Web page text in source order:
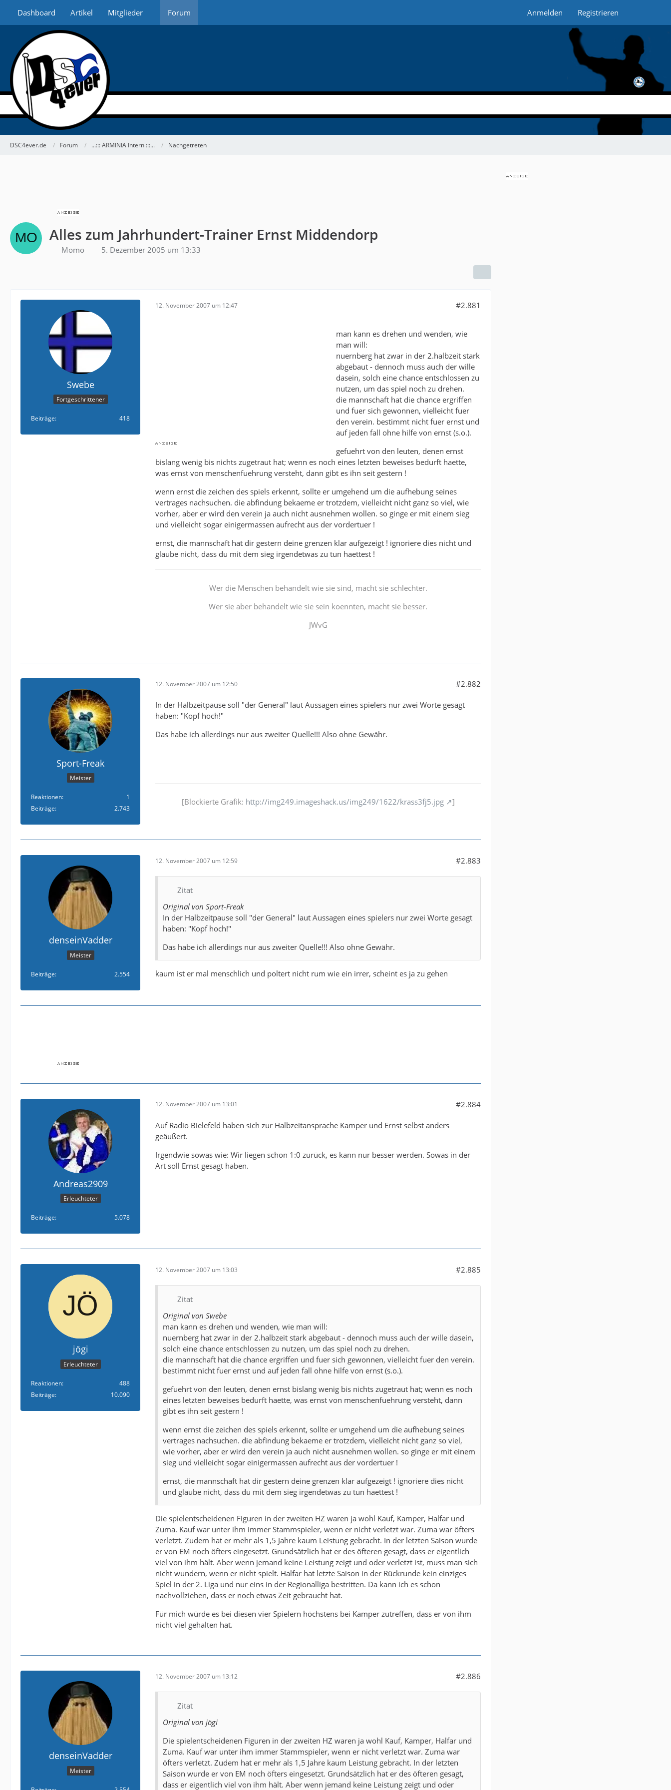
Dashboard Artikel Mitglieder Forum Anmelden Registrieren
DSC4ever.de Forum ...::: ARMINIA Intern :::... Nachgetreten
Alles zum Jahrhundert-Trainer Ernst Middendorp
Momo 5. Dezember 2005 um 13:33
Swebe
Fortgeschrittener
Beiträge 418
12. November 2007 um 12:47 #2.881
man kann es drehen und wenden, wie
man will:
nuernberg hat zwar in der 2.halbzeit stark
abgebaut - dennoch muss auch der wille
dasein, solch eine chance entschlossen zu
nutzen, um das spiel noch zu drehen.
die mannschaft hat die chance ergriffen
und fuer sich gewonnen, vielleicht fuer
den verein. bestimmt nicht fuer ernst und
auf jeden fall ohne hilfe von ernst (s.o.).
gefuehrt von den leuten, denen ernst
bislang wenig bis nichts zugetraut hat; wenn es noch eines letzten beweises bedurft haette,
was ernst von menschenfuehrung versteht, dann gibt es ihn seit gestern !
wenn ernst die zeichen des spiels erkennt, sollte er umgehend um die aufhebung seines
vertrages nachsuchen. die abfindung bekaeme er trotzdem, vielleicht nicht ganz so viel, wie
vorher, aber er wird den verein ja auch nicht ausnehmen wollen. so ginge er mit einem sieg
und vielleicht sogar einigermassen aufrecht aus der vordertuer !
ernst, die mannschaft hat dir gestern deine grenzen klar aufgezeigt ! ignoriere dies nicht und
glaube nicht, dass du mit dem sieg irgendetwas zu tun haettest !
Wer die Menschen behandelt wie sie sind, macht sie schlechter.
Wer sie aber behandelt wie sie sein koennten, macht sie besser.
JWvG
Sport-Freak
Meister
Reaktionen
1
Beiträge
2.743
12. November 2007 um 12:50 #2.882
In der Halbzeitpause soll "der General" laut Aussagen eines spielers nur zwei Worte gesagt
haben: "Kopf hoch!"
Das habe ich allerdings nur aus zweiter Quelle!!! Also ohne Gewähr.
[Blockierte Grafik: http://img249.imageshack.us/img249/1622/krass3fj5.jpg ]
denseinVadder
Meister
Beiträge 2.554
12. November 2007 um 12:59 #2.883
Zitat
Original von Sport-Freak
In der Halbzeitpause soll "der General" laut Aussagen eines spielers nur zwei Worte gesagt
haben: "Kopf hoch!"
Das habe ich allerdings nur aus zweiter Quelle!!! Also ohne Gewähr.
kaum ist er mal menschlich und poltert nicht rum wie ein irrer, scheint es ja zu gehen
Andreas2909
Erleuchteter
Beiträge 5.078
12. November 2007 um 13:01 #2.884
Auf Radio Bielefeld haben sich zur Halbzeitansprache Kamper und Ernst selbst anders
geäußert.
Irgendwie sowas wie: Wir liegen schon 1:0 zurück, es kann nur besser werden. Sowas in der
Art soll Ernst gesagt haben.
jögi
Erleuchteter
Reaktionen
488
Beiträge
10.090
12. November 2007 um 13:03 #2.885
Zitat
Original von Swebe
man kann es drehen und wenden, wie man will:
nuernberg hat zwar in der 2.halbzeit stark abgebaut - dennoch muss auch der wille dasein,
solch eine chance entschlossen zu nutzen, um das spiel noch zu drehen.
die mannschaft hat die chance ergriffen und fuer sich gewonnen, vielleicht fuer den verein.
bestimmt nicht fuer ernst und auf jeden fall ohne hilfe von ernst (s.o.).
gefuehrt von den leuten, denen ernst bislang wenig bis nichts zugetraut hat; wenn es noch
eines letzten beweises bedurft haette, was ernst von menschenfuehrung versteht, dann
gibt es ihn seit gestern !
wenn ernst die zeichen des spiels erkennt, sollte er umgehend um die aufhebung seines
vertrages nachsuchen. die abfindung bekaeme er trotzdem, vielleicht nicht ganz so viel,
wie vorher, aber er wird den verein ja auch nicht ausnehmen wollen. so ginge er mit einem
sieg und vielleicht sogar einigermassen aufrecht aus der vordertuer !
ernst, die mannschaft hat dir gestern deine grenzen klar aufgezeigt ! ignoriere dies nicht
und glaube nicht, dass du mit dem sieg irgendetwas zu tun haettest !
Die spielentscheidenen Figuren in der zweiten HZ waren ja wohl Kauf, Kamper, Halfar und
Zuma. Kauf war unter ihm immer Stammspieler, wenn er nicht verletzt war. Zuma war öfters
verletzt. Zudem hat er mehr als 1,5 Jahre kaum Leistung gebracht. In der letzten Saison wurde
er von EM noch öfters eingesetzt. Grundsätzlich hat er des öfteren gesagt, dass er eigentlich
viel von ihm hält. Aber wenn jemand keine Leistung zeigt und oder verletzt ist, muss man sich
nicht wundern, wenn er nicht spielt. Halfar hat letzte Saison in der Rückrunde kein einziges
Spiel in der 2. Liga und nur eins in der Regionalliga bestritten. Da kann ich es schon
nachvollziehen, dass er noch etwas Zeit gebraucht hat.
Für mich würde es bei diesen vier Spielern höchstens bei Kamper zutreffen, dass er von ihm
nicht viel gehalten hat.
denseinVadder
Meister
12. November 2007 um 13:12 #2.886
Zitat
Original von jögi
Die spielentscheidenen Figuren in der zweiten HZ waren ja wohl Kauf, Kamper, Halfar und
Zuma. Kauf war unter ihm immer Stammspieler, wenn er nicht verletzt war. Zuma war
öfters verletzt. Zudem hat er mehr als 1,5 Jahre kaum Leistung gebracht. In der letzten
Saison wurde er von EM noch öfters eingesetzt. Grundsätzlich hat er des öfteren gesagt,
dass er eigentlich viel von ihm hält. Aber wenn jemand keine Leistung zeigt und oder